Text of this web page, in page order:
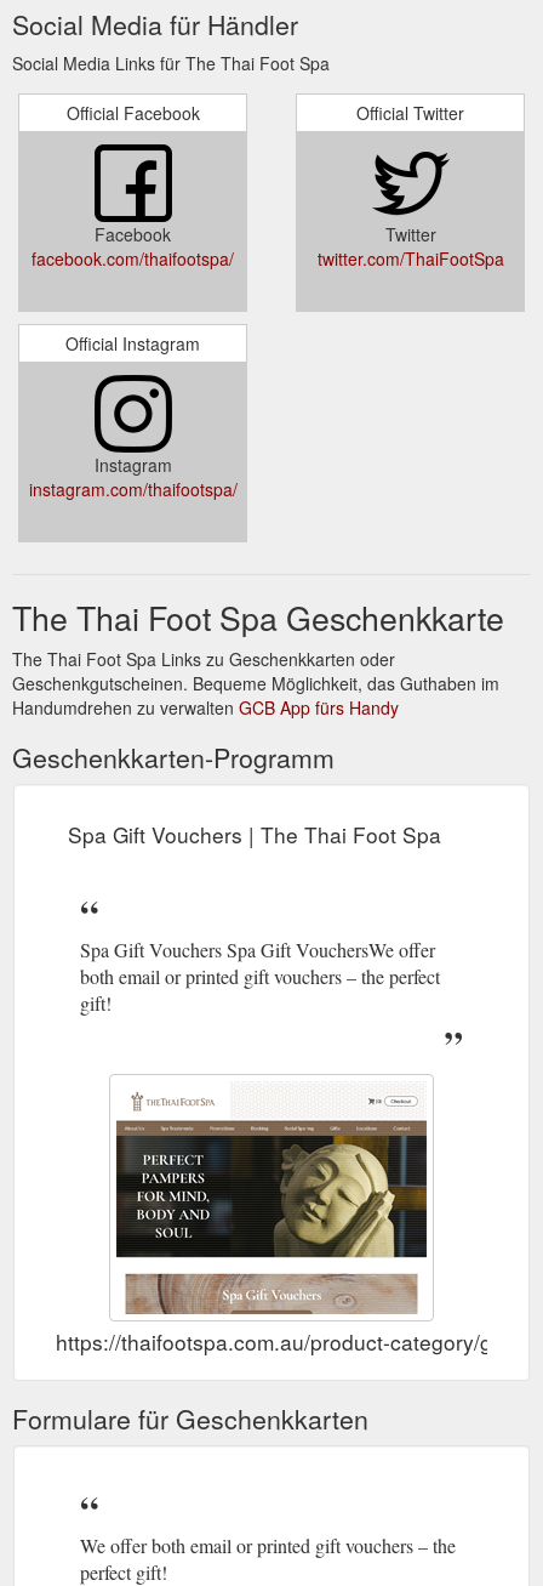
Social Media für Händler
Social Media Links für The Thai Foot Spa
Official Facebook
Facebook
facebook.com/thaifootspa/
Official Twitter
Twitter
twitter.com/ThaiFootSpa
Official Instagram
Instagram
instagram.com/thaifootspa/
The Thai Foot Spa Geschenkkarte
The Thai Foot Spa Links zu Geschenkkarten oder
Geschenkgutscheinen. Bequeme Möglichkeit, das Guthaben im
Handumdrehen zu verwalten GCB App fürs Handy
Geschenkkarten-Programm
Spa Gift Vouchers | The Thai Foot Spa
Spa Gift Vouchers Spa Gift VouchersWe offer
both email or printed gift vouchers – the perfect
gift!
https://thaifootspa.com.au/product-category/gifts/
Formulare für Geschenkkarten
We offer both email or printed gift vouchers – the
perfect gift!